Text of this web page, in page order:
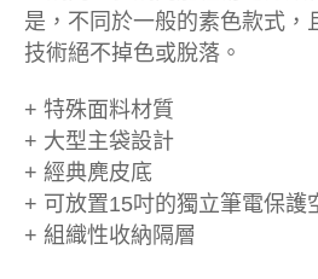
是，不同於一般的素色款式，
技術絕不掉色或脫落。
+ 特殊面料材質
+ 大型主袋設計
+ 經典麂皮底
+ 可放置15吋的獨立筆電保護
+ 組織性收納隔層